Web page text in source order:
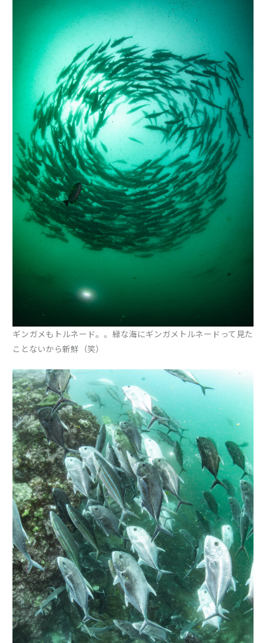
ギンガメもトルネード。。緑な海にギンガメトルネードって見た
ことないから新鮮（笑）